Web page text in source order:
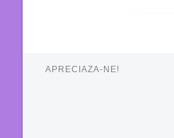
APRECIAZA-NE!